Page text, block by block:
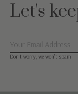
Let's
Don’t worry, we won’t spam